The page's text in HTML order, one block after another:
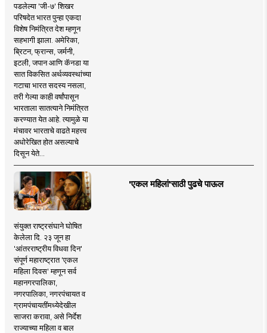
पडलेल्या 'जी-७' शिखर
परिषदेत भारत पुन्हा एकदा
विशेष निमंत्रित देश म्हणून
सहभागी झाला. अमेरिका,
ब्रिटन, फ्रान्स, जर्मनी,
इटली, जपान आणि कॅनडा या
सात विकसित अर्थव्यवस्थांच्या
गटाचा भारत सदस्य नसला,
तरी गेल्या काही वर्षांपासून
भारताला सातत्याने निमंत्रित
करण्यात येत आहे. त्यामुळे या
मंचावर भारताचे वाढते महत्त्व
अधोरेखित होत असल्याचे
दिसून येते...
'एकल महिलां'साठी पुढचे पाऊल
संयुक्त राष्ट्रसंघाने घोषित
केलेला दि. २३ जून हा
'आंतरराष्ट्रीय विधवा दिन'
संपूर्ण महाराष्ट्रात 'एकल
महिला दिवस' म्हणून सर्व
महानगरपालिका,
नगरपालिका, नगरपंचायत व
ग्रामपंचायतींमध्येदेखील
साजरा करावा, असे निर्देश
राज्याच्या महिला व बाल